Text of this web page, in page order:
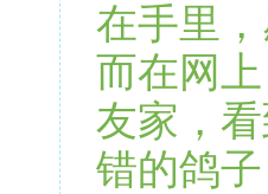
在手里
而在网
友家，
错的鸽